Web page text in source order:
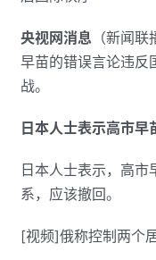
央视网消息 （新闻
早苗的错误言论违反
战。
日本人士表示高市
日本人士表示，高
系，应该撤回。
[视频]俄称控制两个